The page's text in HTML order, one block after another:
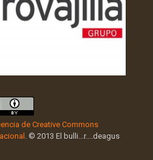
de Creative Commons
. © 2013 El bulli...r....deagus